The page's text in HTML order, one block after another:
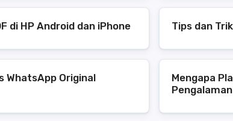
di HP Android dan iPhone Tips dan
WhatsApp Original
Mengapa